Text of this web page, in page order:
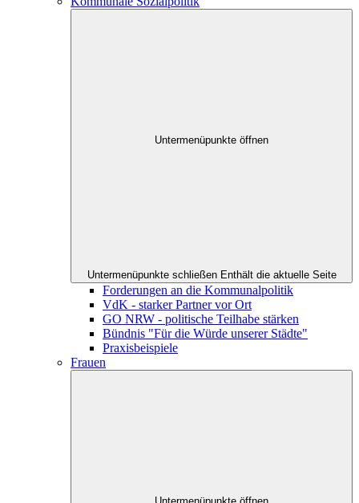
Untermenüpunkte öffnen
Untermenüpunkte schließen Enthält die aktuelle Seite
Forderungen an die Kommunalpolitik
VdK - starker Partner vor Ort
GO NRW - politische Teilhabe stärken
Bündnis "Für die Würde unserer Städte"
Praxisbeispiele
Frauen